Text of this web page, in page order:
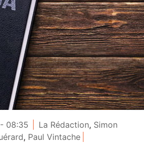
08:35 La Rédaction, Simon
, Paul Vintache